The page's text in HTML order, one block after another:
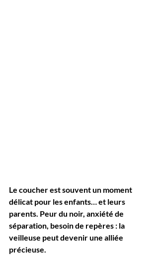
Le coucher est souvent un moment
délicat pour les enfants… et leurs
parents. Peur du noir, anxiété de
séparation, besoin de repères : la
veilleuse peut devenir une alliée
précieuse.